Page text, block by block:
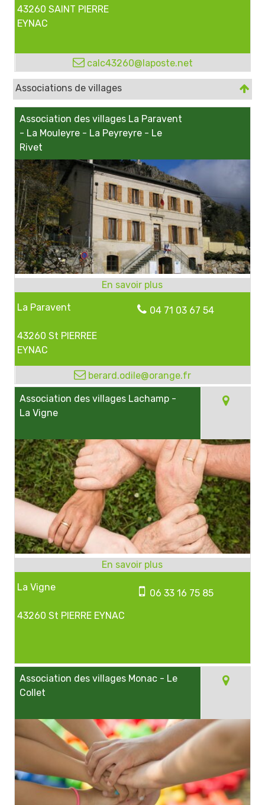
43260 SAINT PIERRE
EYNAC
calc43260@laposte.net
Associations de villages
Association des villages La Paravent
- La Mouleyre - La Peyreyre - Le
Rivet
La Paravent
43260 St PIERREE
EYNAC
04 71 03 67 54
berard.odile@orange.fr
Association des villages Lachamp -
La Vigne
La Vigne
43260 St PIERRE EYNAC
06 33 16 75 85
Association des villages Monac - Le
Collet